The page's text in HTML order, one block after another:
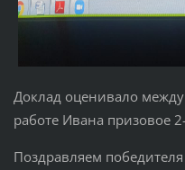
Доклад оценивало
работе Ивана призовое
Поздравляем